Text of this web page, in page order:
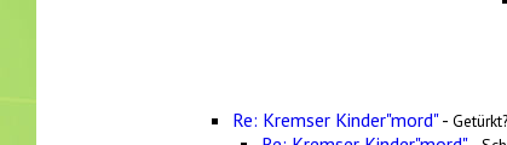
Re: Kremser Kinder"mord"-